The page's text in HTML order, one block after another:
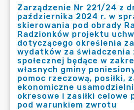
Zarządzenie Nr 221/24 z
października 2024 r. w
skierowania pod obrady
Radzionków projektu
dotyczącego określenia
wydatków za świadczenia
społecznej będące w
własnych gminy
pomoc rzeczową, posiłki,
ekonomiczne
okresowe i zasiłki celowe
pod warunkiem zwrotu